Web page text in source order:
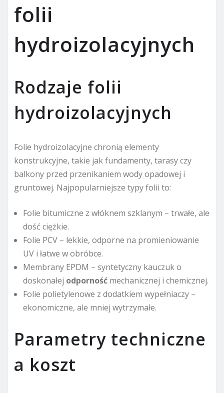
folii
hydroizolacyjnych
Rodzaje folii
hydroizolacyjnych
Folie hydroizolacyjne chronią elementy
konstrukcyjne, takie jak fundamenty, tarasy czy
balkony przed przenikaniem wody opadowej i
gruntowej. Najpopularniejsze typy folii to:
Folie bitumiczne z włóknem szklanym – trwałe, ale
dość ciężkie.
Folie PCV – lekkie, odporne na promieniowanie
UV i łatwe w obróbce.
Membrany EPDM – syntetyczny kauczuk o
doskonałej odporność mechanicznej i chemicznej.
Folie polietylenowe z dodatkiem wypełniaczy –
ekonomiczne, ale mniej wytrzymałe.
Parametry techniczne
a koszt